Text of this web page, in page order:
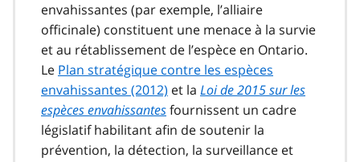
envahissantes (par exemple, l’alliaire
officinale) constituent une menace à la survie
et au rétablissement de l’espèce en Ontario.
Le Plan stratégique contre les espèces
envahissantes (2012) et la Loi de 2015 sur les
espèces envahissantesfournissent un cadre
législatif habilitant afin de soutenir la
prévention, la détection, la surveillance et